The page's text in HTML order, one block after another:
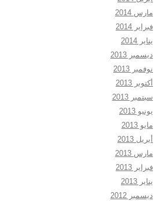
مارس 2014
فبراير 2014
يناير 2014
ديسمبر 2013
نوفمبر 2013
أكتوبر 2013
سبتمبر 2013
يونيو 2013
مايو 2013
أبريل 2013
مارس 2013
فبراير 2013
يناير 2013
ديسمبر 2012